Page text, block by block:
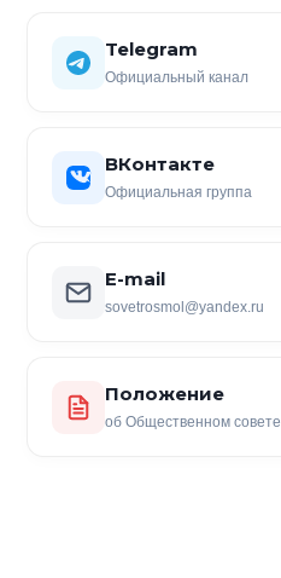
Telegram
Официальный канал
ВКонтакте
Официальная группа
E-mail
sovetrosmol@yandex.ru
Положение
об Общественном совете